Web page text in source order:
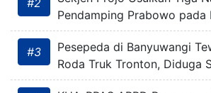
Pendamping Prabowo pada
#3
Pesepeda di Banyuwangi
Roda Truk Tronton, Diduga